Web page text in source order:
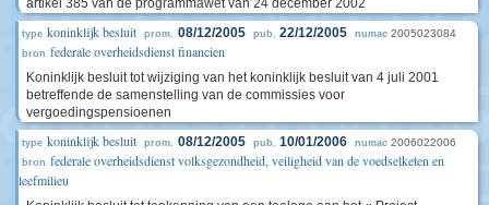
artikel 385 van de programmawet van 24 december 2002
type koninklijk besluit prom. 08/12/2005 pub. 22/12/2005 numac 2005023084
bron federale overheidsdienst financien
Koninklijk besluit tot wijziging van het koninklijk besluit van 4 juli 2001
betreffende de samenstelling van de commissies voor
vergoedingspensioenen
type koninklijk besluit prom. 08/12/2005 pub. 10/01/2006 numac 2006022006
bron federale overheidsdienst volksgezondheid, veiligheid van de voedselketen en
leefmilieu